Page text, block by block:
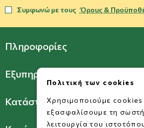
Συμφωνώ με τους Όρους &
Πληροφορίες
Εξυπηρέτηση Πελατών
Κατάστημα Γλυφάδας
Πολιτική των cookies
Χρησιμοποιούμε cookies
εξασφαλίσουμε τη σωστή
λειτουργία του